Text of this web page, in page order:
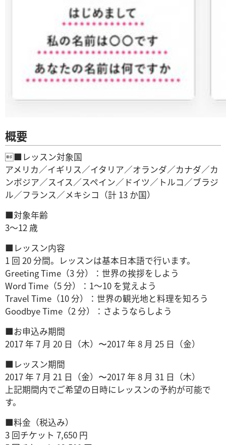
概要
■レッスン対象国
アメリカ／イギリス／イタリア／オランダ／カナダ／カ
ンボジア／スイス／スペイン／ドイツ／トルコ／ブラジ
ル／フランス／メキシコ（計 13 か国）
■対象年齢
3～12 歳
■レッスン内容
1 回 20 分間。レッスンは基本日本語で行います。
Greeting Time（3 分）：世界の挨拶をしよう
Word Time（5 分）：1～10 を覚えよう
Travel Time（10 分）：世界の観光地と料理を知ろう
Goodbye Time（2 分）：さようならしよう
■お申込み期間
2017 年 7 月 20 日（木）〜2017 年 8 月 25 日（金）
■レッスン期間
2017 年 7 月 21 日（金）〜2017 年 8 月 31 日（木）
上記期間内でご希望の日時にレッスンの予約が可能で
す。
■料金（税込み）
3 回チケット 7,650 円